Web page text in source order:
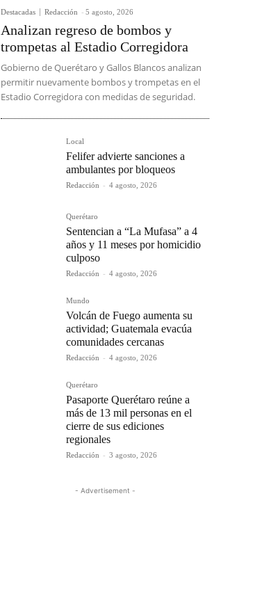
Destacadas Redacción - 5 agosto, 2026
Analizan regreso de bombos y
trompetas al Estadio Corregidora
Gobierno de Querétaro y Gallos Blancos analizan
permitir nuevamente bombos y trompetas en el
Estadio Corregidora con medidas de seguridad.
Local
Felifer advierte sanciones a
ambulantes por bloqueos
Redacción - 4 agosto, 2026
Querétaro
Sentencian a “La Mufasa” a 4
años y 11 meses por homicidio
culposo
Redacción - 4 agosto, 2026
Mundo
Volcán de Fuego aumenta su
actividad; Guatemala evacúa
comunidades cercanas
Redacción - 4 agosto, 2026
Querétaro
Pasaporte Querétaro reúne a
más de 13 mil personas en el
cierre de sus ediciones
regionales
Redacción - 3 agosto, 2026
- Advertisement -